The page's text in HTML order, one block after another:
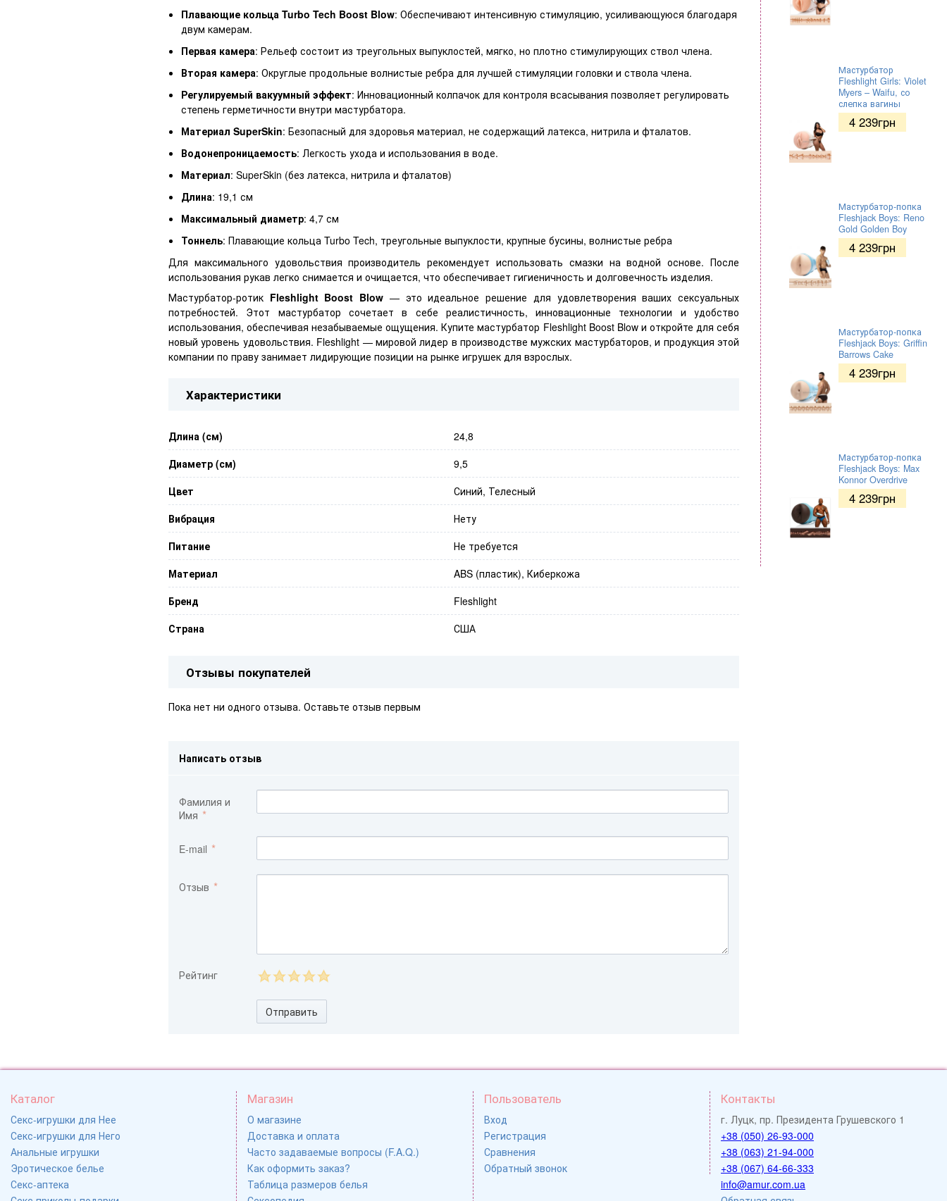
Плавающие кольца Turbo Tech Boost Blow: Обеспечивают интенсивную стимуляцию, усиливающуюся благодаря
двум камерам.
Первая камера: Рельеф состоит из треугольных выпуклостей, мягко, но плотно стимулирующих ствол члена.
Вторая камера: Округлые продольные волнистые ребра для лучшей стимуляции головки и ствола члена.
Регулируемый вакуумный эффект: Инновационный колпачок для контроля всасывания позволяет регулировать
степень герметичности внутри мастурбатора.
Материал SuperSkin: Безопасный для здоровья материал, не содержащий латекса, нитрила и фталатов.
Водонепроницаемость: Легкость ухода и использования в воде.
Материал: SuperSkin (без латекса, нитрила и фталатов)
Длина: 19,1 см
Максимальный диаметр: 4,7 см
Тоннель: Плавающие кольца Turbo Tech, треугольные выпуклости, крупные бусины, волнистые ребра
Для максимального удовольствия производитель рекомендует использовать смазки на водной основе. После
использования рукав легко снимается и очищается, что обеспечивает гигиеничность и долговечность изделия.
Мастурбатор-ротик Fleshlight Boost Blow — это идеальное решение для удовлетворения ваших сексуальных
потребностей. Этот мастурбатор сочетает в себе реалистичность, инновационные технологии и удобство
использования, обеспечивая незабываемые ощущения. Купите мастурбатор Fleshlight Boost Blow и откройте для себя
новый уровень удовольствия. Fleshlight — мировой лидер в производстве мужских мастурбаторов, и продукция этой
компании по праву занимает лидирующие позиции на рынке игрушек для взрослых.
Характеристики
Длина (см)
24,8
Диаметр (см)
9,5
Цвет
Синий, Телесный
Вибрация
Нету
Питание
Не требуется
Материал
ABS (пластик), Киберкожа
Бренд
Fleshlight
Страна
США
Отзывы покупателей
Пока нет ни одного отзыва. Оставьте отзыв первым
Написать отзыв
Фамилия и
Имя
E-mail
Отзыв
Рейтинг
Отправить
Мастурбатор
Fleshlight Girls: Violet
Myers – Waifu, со
слепка вагины
4 239грн
Мастурбатор-попка
Fleshjack Boys: Reno
Gold Golden Boy
4 239грн
Мастурбатор-попка
Fleshjack Boys: Griffin
Barrows Cake
4 239грн
Мастурбатор-попка
Fleshjack Boys: Max
Konnor Overdrive
4 239грн
Каталог
Секс-игрушки для Нее
Секс-игрушки для Него
Анальные игрушки
Эротическое белье
Секс-аптека
Магазин
О магазине
Доставка и оплата
Часто задаваемые вопросы (F.A.Q.)
Как оформить заказ?
Таблица размеров белья
Пользователь
Вход
Регистрация
Сравнения
Обратный звонок
Контакты
г. Луцк, пр. Президента Грушевского 1
+38 (050) 26-93-000
+38 (063) 21-94-000
+38 (067) 64-66-333
info@amur.com.ua